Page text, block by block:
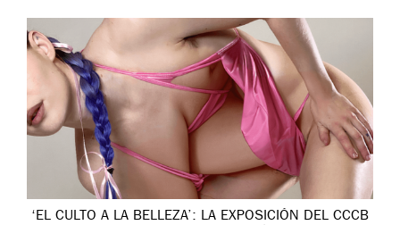
‘EL CULTO A LA BELLEZA’: LA EXPOSICIÓN DEL CCCB